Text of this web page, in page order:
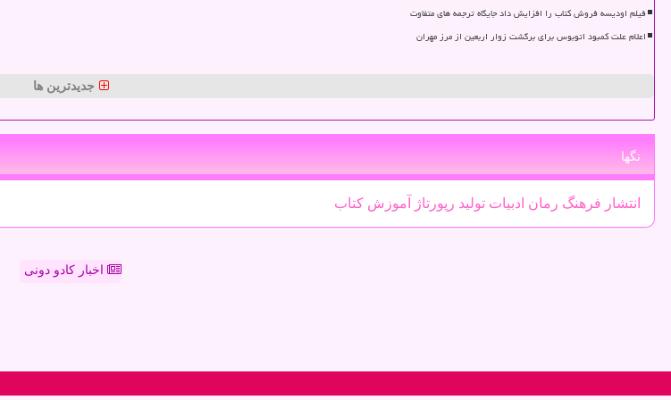
فیلم اودیسه فروش کتاب را افزایش داد جایگاه ترجمه های متفاوت
اعلام علت کمبود اتوبوس برای برگشت زوار اربعین از مرز مهران
جدیدترین ها
تگها
انتشار فرهنگ رمان ادبیات تولید رپورتاژ آموزش كتاب
اخبار کادو دونی